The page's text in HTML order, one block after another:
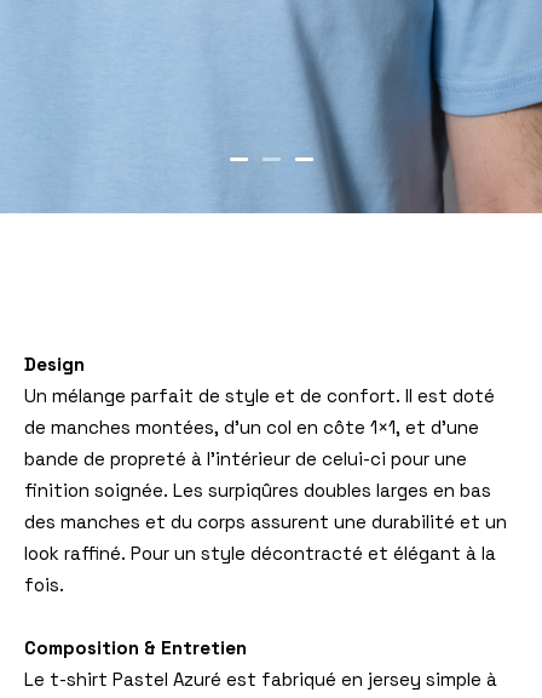
Design
Un mélange parfait de style et de confort. Il est doté
de manches montées, d’un col en côte 1×1, et d’une
bande de propreté à l’intérieur de celui-ci pour une
finition soignée. Les surpiqûres doubles larges en bas
des manches et du corps assurent une durabilité et un
look raffiné. Pour un style décontracté et élégant à la
fois.
Composition & Entretien
Le t-shirt Pastel Azuré est fabriqué en jersey simple à